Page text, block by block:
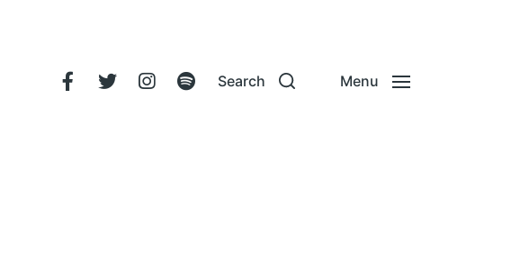
Search Menu